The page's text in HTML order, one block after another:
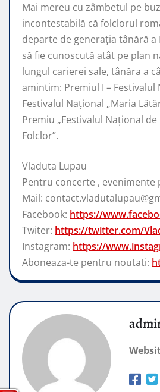
Mai mereu cu zâmbetul pe
incontestabilă că folclorul
departe de generaţia tânără a
să fie cunoscută atât pe plan
lungul carierei sale, tânăra a
amintim: Premiul I – Festivalul
Festivalul Național „Maria
Premiu „Festivalul Național
Folclor”.
Vladuta Lupau
Pentru concerte , evenimente
Mail:
Facebook: https://
Twiter: https://twitter.com/
Instagram: https://
Aboneaza-te pentru noutati: